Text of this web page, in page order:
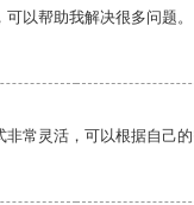
以帮助我解决很多问题。
常灵活，可以根据自己的